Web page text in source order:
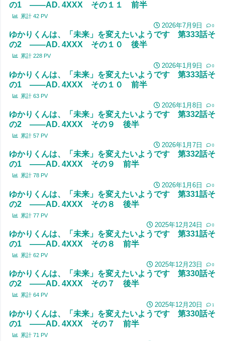
の1 ――AD. 4XXX その１１ 前半
累計 42 PV
2026年7月9日 0
ゆかりくんは、「未来」を変えたいようです 第333話そ
の2 ――AD. 4XXX その１０ 後半
累計 228 PV
2026年1月9日 0
ゆかりくんは、「未来」を変えたいようです 第333話そ
の1 ――AD. 4XXX その１０ 前半
累計 63 PV
2026年1月8日 0
ゆかりくんは、「未来」を変えたいようです 第332話そ
の2 ――AD. 4XXX その９ 後半
累計 57 PV
2026年1月7日 0
ゆかりくんは、「未来」を変えたいようです 第332話そ
の1 ――AD. 4XXX その９ 前半
累計 78 PV
2026年1月6日 0
ゆかりくんは、「未来」を変えたいようです 第331話そ
の2 ――AD. 4XXX その８ 後半
累計 77 PV
2025年12月24日 0
ゆかりくんは、「未来」を変えたいようです 第331話そ
の1 ――AD. 4XXX その８ 前半
累計 62 PV
2025年12月23日 0
ゆかりくんは、「未来」を変えたいようです 第330話そ
の2 ――AD. 4XXX その７ 後半
累計 64 PV
2025年12月20日 1
ゆかりくんは、「未来」を変えたいようです 第330話そ
の1 ――AD. 4XXX その７ 前半
累計 71 PV